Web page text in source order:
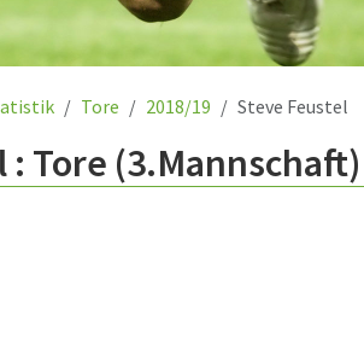
Tore 2018/19 Steve Feustel
: Tore (3.Mannschaft)